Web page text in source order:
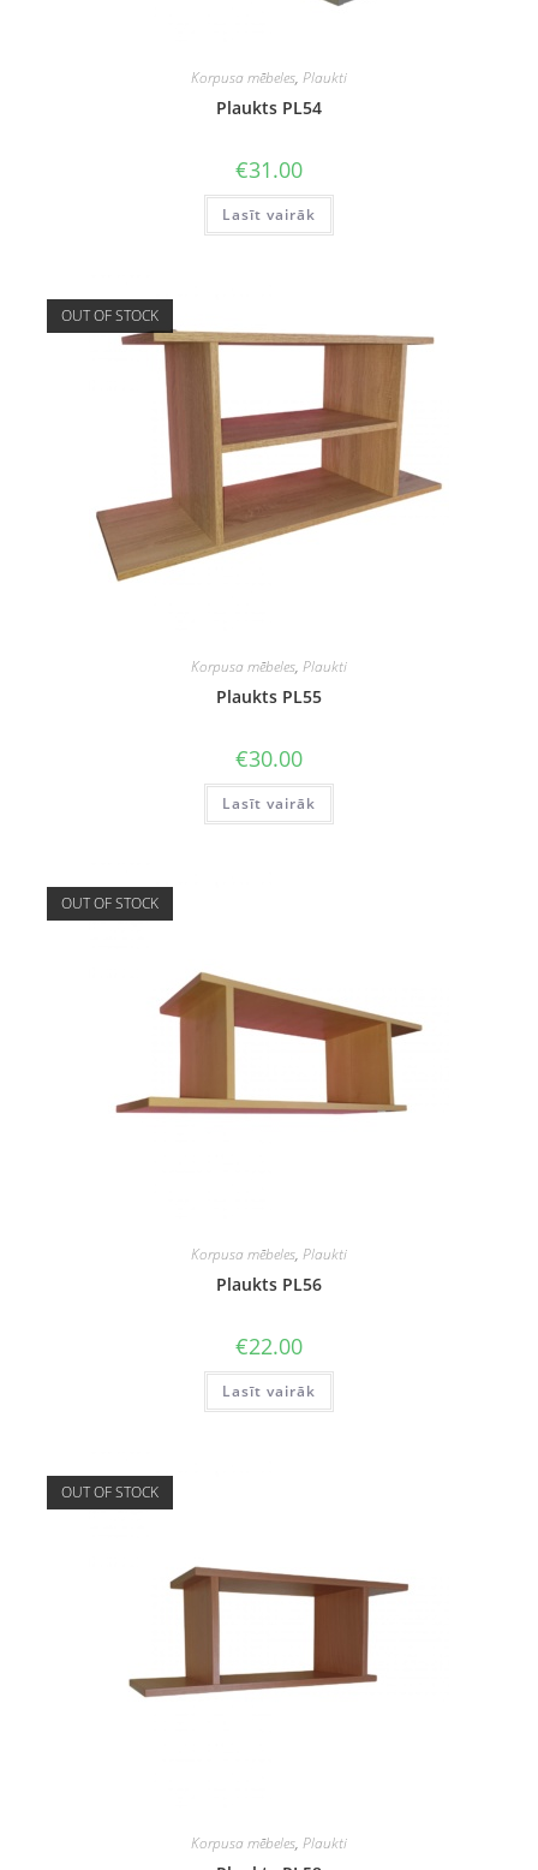
Korpusa mēbeles, Plaukti
Plaukts PL54
€31.00
Lasīt vairāk
OUT OF STOCK
Korpusa mēbeles, Plaukti
Plaukts PL55
€30.00
Lasīt vairāk
OUT OF STOCK
Korpusa mēbeles, Plaukti
Plaukts PL56
€22.00
Lasīt vairāk
OUT OF STOCK
Korpusa mēbeles, Plaukti